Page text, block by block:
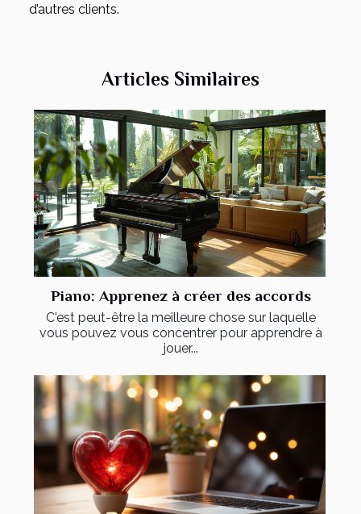
d’autres clients.
Articles Similaires
Piano: Apprenez à créer des accords
C'est peut-être la meilleure chose sur laquelle
vous pouvez vous concentrer pour apprendre à
jouer...